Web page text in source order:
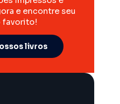
e encontre seu
favorito!
livros